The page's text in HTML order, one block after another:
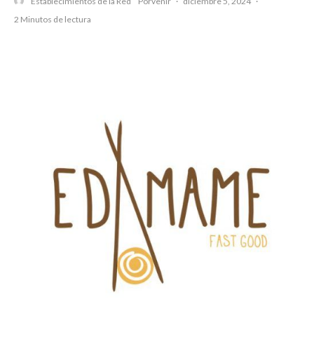
2 Minutos de lectura